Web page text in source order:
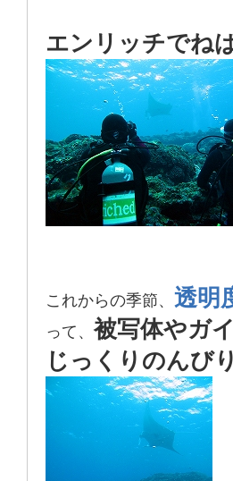
エンリッチでね
これからの季節、 透明
って、 被写体やガ
じっくりのんび